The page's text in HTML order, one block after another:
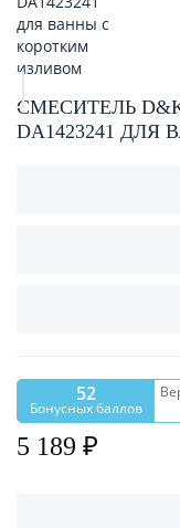
СМЕСИТЕЛЬ D&K
DA1423241
52
Бонусных баллов
5 189 ₽